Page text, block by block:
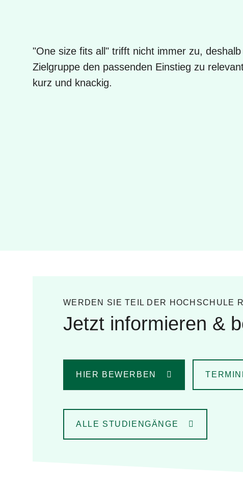
"One size fits all" trifft nicht immer zu,
Zielgruppe den passenden Einstieg zu
kurz und knackig.
WERDEN SIE TEIL DER HOCHSCHULE
Jetzt informieren &
HIER BEWERBEN
ALLE STUDIENGÄNGE